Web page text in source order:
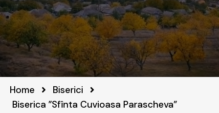
Home
Biserici
Biserica ”Sfînta Cuvioasa Parascheva”